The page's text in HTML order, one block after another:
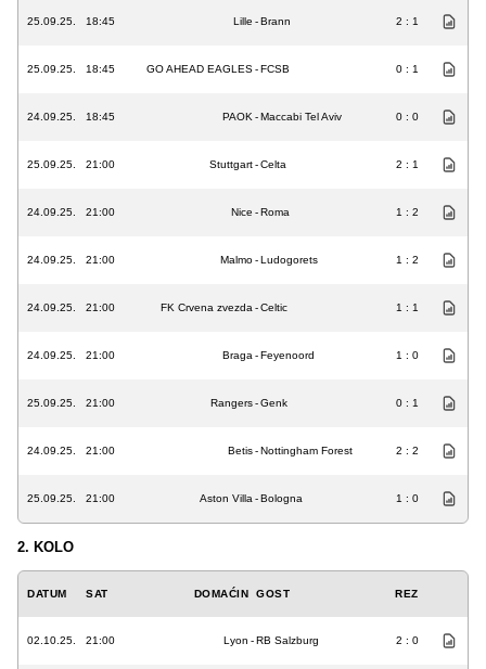
25.09.25. 18:45 Lille -Brann 2 : 1
25.09.25. 18:45 GO AHEAD EAGLES-FCSB 0 : 1
24.09.25. 18:45 PAOK -Maccabi Tel Aviv 0 : 0
25.09.25. 21:00 Stuttgart-Celta 2 : 1
24.09.25. 21:00 Nice -Roma 1 : 2
24.09.25. 21:00 Malmo-Ludogorets 1 : 2
24.09.25. 21:00 FK Crvena zvezda -Celtic 1 : 1
24.09.25. 21:00 Braga -Feyenoord 1 : 0
25.09.25. 21:00 Rangers-Genk 0 : 1
24.09.25. 21:00 Betis-Nottingham Forest 2 : 2
25.09.25. 21:00 Aston Villa -Bologna 1 : 0
2. KOLO
DATUM SAT DOMAĆIN GOST REZ
02.10.25. 21:00 Lyon -RB Salzburg 2 : 0